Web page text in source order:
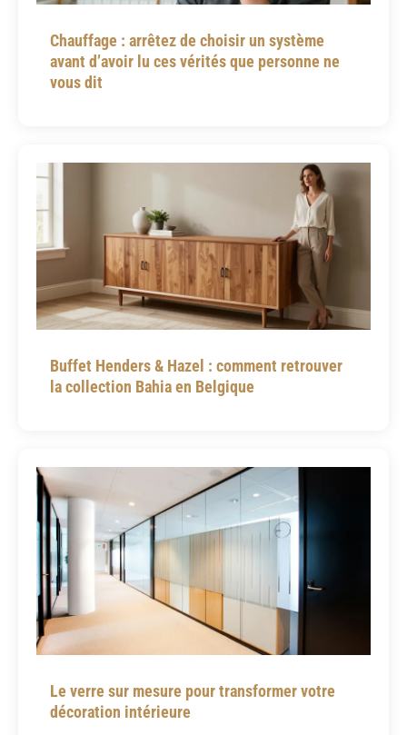
Chauffage : arrêtez de choisir un système
avant d’avoir lu ces vérités que personne ne
vous dit
Buffet Henders & Hazel : comment retrouver
la collection Bahia en Belgique
Le verre sur mesure pour transformer votre
décoration intérieure